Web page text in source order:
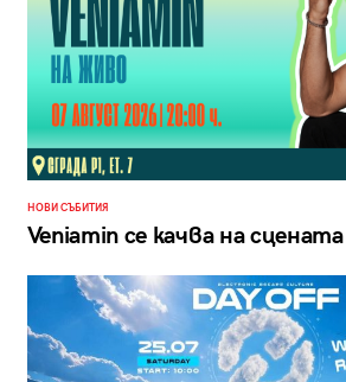
НОВИ СЪБИТИЯ
Veniamin се качва на